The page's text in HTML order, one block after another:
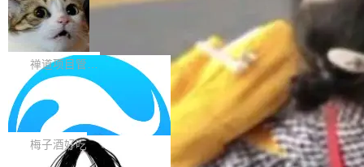
在触摸设备上显示为小圆点的问题。#58812 Ty
pography 优化 Typography 省略提示在大列表
中的渲染性能。#58806 修复 Typography...
nce Index vs Cost per Task 的散点图上，13
个模型排成一列，V4 Flash 贴着底部：$0.03
一次任务。 V4 Flash 的 Intelligence Index 得
分 50，在 101 个模型中排第 3。排在它前面
的：Claude Opus 5（61 分）、Claude Fable
5（60 分）、GPT-5.6 Sol（59 分）、Kimi K3
（57 分）、Grok 4...
禅道开源版 22.4 发布，内置 DevOps4.
0 正式版，提供从代码提交到交付的全
生命周期的管理能力
大家好， 禅道开源版22.4发布啦！本次发布我们
带来了DevOps4.0系列的首个正式版本。 DevO
ps4.0内置与禅道DevOps专业版同源的代码管理
核心，依托于全自研的GitFox代码托管引擎，我
们提供了从代码提交到交付的全生命周期的管理
能力。同时，我们 对禅道DevOps现有底层代码
进行了革命性的重构，为后续AI辅助编程、智能
Solon 的 10 种 HTTP 服务器：改一行
依赖，换一个引擎
用 Solon 做线上项目有一阵子了，有个点总让新
接触的人觉得意外：服务器引擎是让你选的。 S
olon 内核约 0.3MB，不内置固定的 HTTP 服务
梅子酒好吃